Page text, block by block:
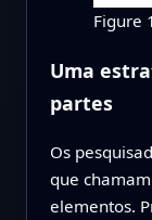
Figure
Uma
partes
Os
que
elementos.